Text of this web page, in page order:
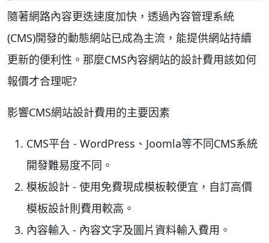
隨著網路內容更迭速度加快，透過內容管理系統
(CMS)開發的動態網站已成為主流，能提供網站持續
更新的便利性。那麼CMS內容網站的設計費用該如何
報價才合理呢?
影響CMS網站設計費用的主要因素
CMS平台 - WordPress、Joomla等不同CMS系統
開發難易度不同。
模板設計 - 使用免費現成模板較便宜，自訂高價
模板設計則費用較高。
內容輸入 - 內容文字及圖片資料輸入費用。